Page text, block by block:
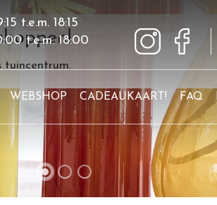
tuincentrum.
t.e.m. 18:15
t.e.m.18:00
WEBSHOP CADEAUKAART! FAQ